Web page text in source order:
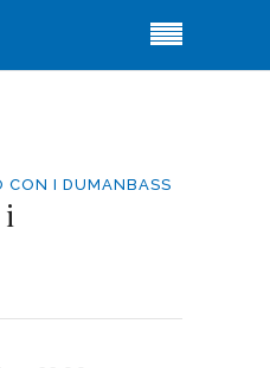
CON I DUMANBASS
i